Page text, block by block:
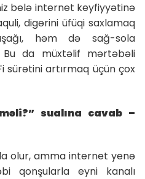
belə internet keyfiyyətinə
digərini üfüqi saxlamaq
həm də sağ-sola
Bu da müxtəlif mərtəbəli
sürətini artırmaq üçün çox
sualına cavab –
olur, amma internet yenə
qonşularla eyni kanalı